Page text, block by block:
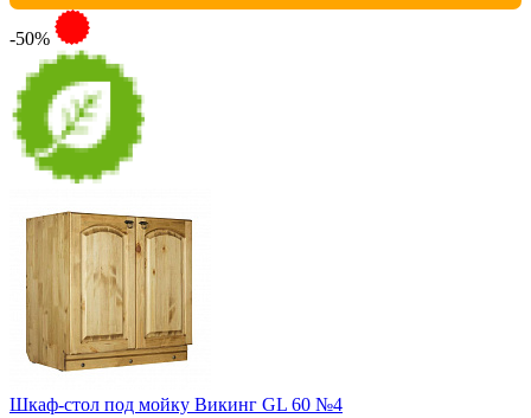
-50%
Шкаф-стол под мойку Викинг GL 60 №4